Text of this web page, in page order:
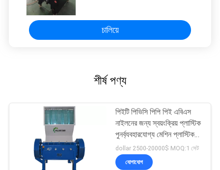
চালিয়ে
শীর্ষ পণ্য
পিইটি পিভিসি পিপি পিই এবিএস
নাইলনের জন্য স্বয়ংক্রিয় প্লাস্টিক
পুনর্ব্যবহারযোগ্য মেশিন প্লাস্টিক
পেষণকারী মেশিন
dollar 2500-20000$ MOQ:1 সেট
যোগাযোগ